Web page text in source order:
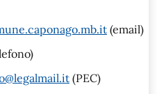
(email)
(PEC)